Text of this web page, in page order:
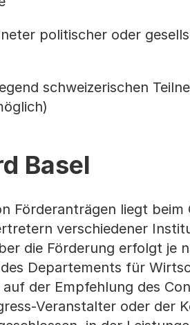
politischer oder
schweizerischen
Basel
Förderanträgen liegt beim
verschiedener
die Förderung erfolgt je
Departements für
der Empfehlung des
Veranstalter oder der